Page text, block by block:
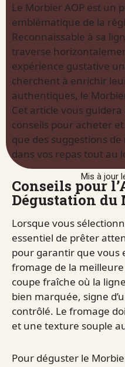
Mis à jour
Le Morbier AOP est un
emblématique de la
Reconnaissable à sa
traverse
expérience gustative
cherchent à enrichir
authentiques, le
Cet article vous
conseils pour acheter
que des suggestions
dans vos repas tout au
Conseils pour
Dégustation du
Lorsque vous
essentiel de prêter
pour garantir que vous
fromage de la
coupe fraîche où la
bien marquée, signe
contrôlé. Le fromage
et une texture souple
Pour déguster le